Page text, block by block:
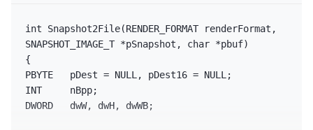
int Snapshot2File(RENDER_FORMAT renderFormat,
SNAPSHOT_IMAGE_T *pSnapshot, char *pbuf)
{
PBYTE   pDest = NULL, pDest16 = NULL;
INT     nBpp;
DWORD   dwW, dwH, dwWB;